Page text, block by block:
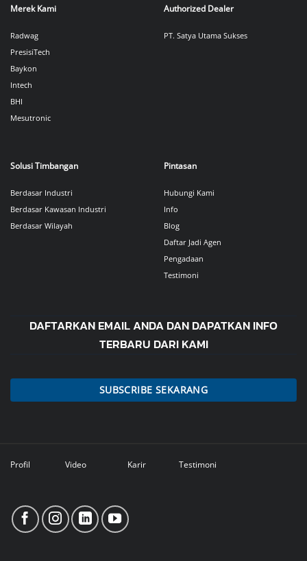
Merek Kami
Radwag
PresisiTech
Baykon
Intech
BHI
Mesutronic
Authorized Dealer
PT. Satya Utama Sukses
Solusi Timbangan
Berdasar Industri
Berdasar Kawasan Industri
Berdasar Wilayah
Pintasan
Hubungi Kami
Info
Blog
Daftar Jadi Agen
Pengadaan
Testimoni
DAFTARKAN EMAIL ANDA DAN DAPATKAN INFO
TERBARU DARI KAMI
SUBSCRIBE SEKARANG
Profil Video Karir Testimoni